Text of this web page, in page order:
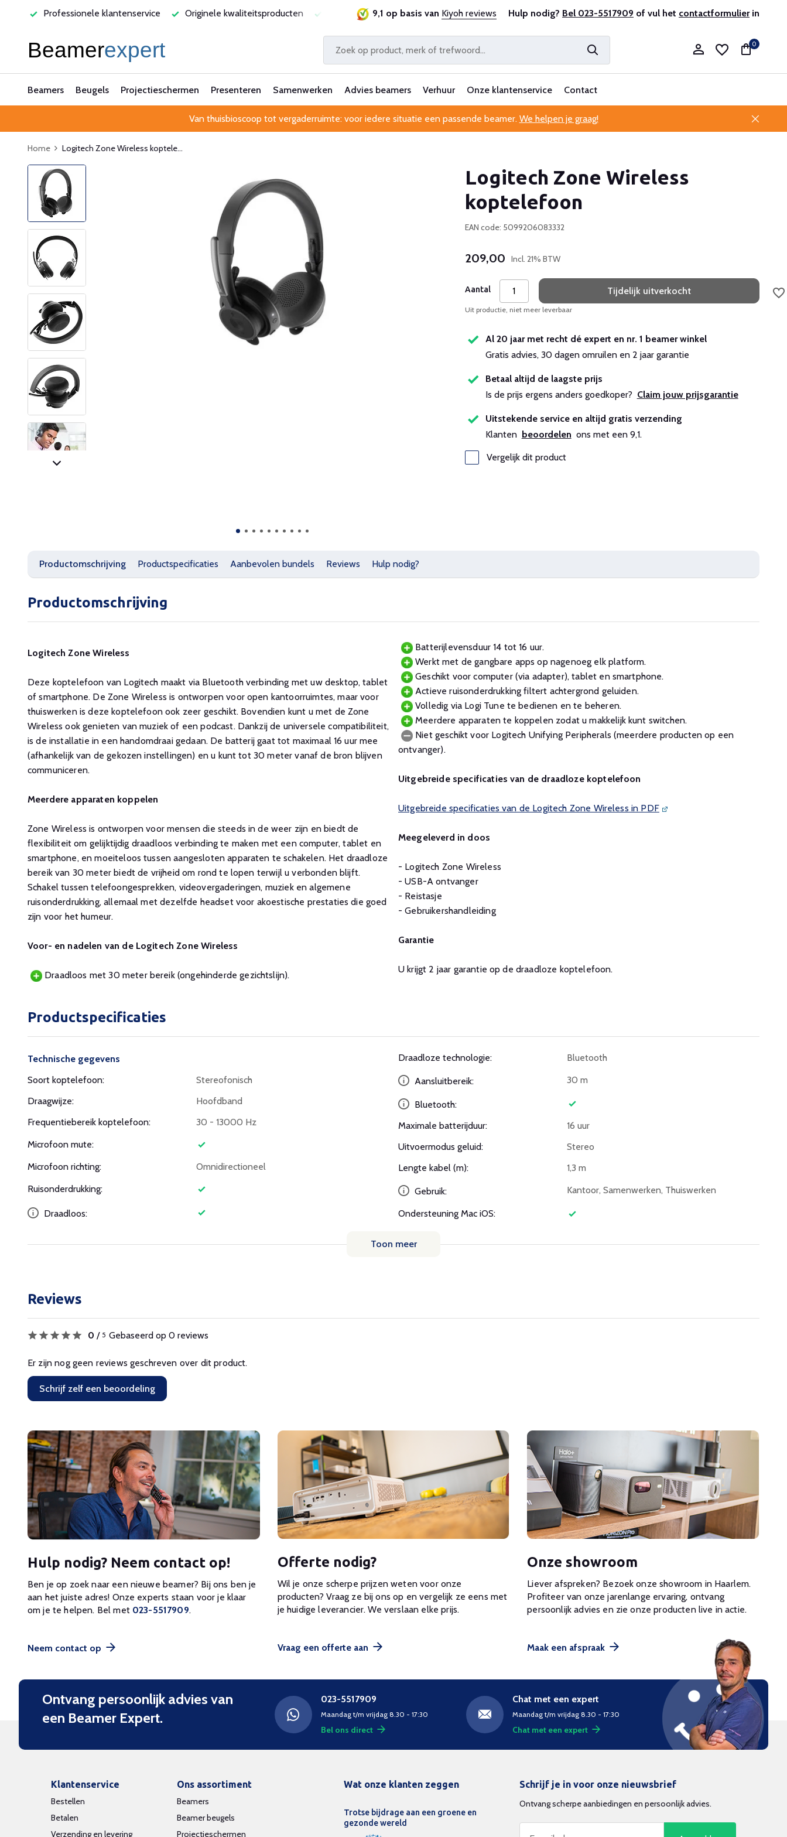
Professionele klantenservice Originele kwaliteitsproducten Laagste prijsgarantie Al 25 jaar betrouwbaar en ervaren Professionele klantenservice
9,1 op basis van Kiyoh reviews Hulp nodig? Bel 023-5517909 of vul het contactformulierin
Account aanmaken
0
Beamers Beugels Projectieschermen Presenteren Samenwerken Advies beamers Verhuur Onze klantenservice Contact
Van thuisbioscoop tot vergaderruimte: voor iedere situatie een passende beamer. We helpen je graag!
Home Logitech Zone Wireless koptele...
Logitech Zone Wireless
koptelefoon
EAN code: 5099206083332
209,00 Incl. 21% BTW
Aantal Tijdelijk uitverkocht
Uit productie, niet meer leverbaar
Al 20 jaar met recht dé expert en nr. 1 beamer winkel
Gratis advies, 30 dagen omruilen en 2 jaar garantie
Betaal altijd de laagste prijs
Is de prijs ergens anders goedkoper? Claim jouw prijsgarantie
Uitstekende service en altijd gratis verzending
Klanten beoordelen ons met een 9,1.
Vergelijk dit product
Productomschrijving Productspecificaties Aanbevolen bundels Reviews Hulp nodig?
Productomschrijving
Logitech Zone Wireless
Deze koptelefoon van Logitech maakt via Bluetooth verbinding met uw desktop, tablet
of smartphone. De Zone Wireless is ontworpen voor open kantoorruimtes, maar voor
thuiswerken is deze koptelefoon ook zeer geschikt. Bovendien kunt u met de Zone
Wireless ook genieten van muziek of een podcast. Dankzij de universele compatibiliteit,
is de installatie in een handomdraai gedaan. De batterij gaat tot maximaal 16 uur mee
(afhankelijk van de gekozen instellingen) en u kunt tot 30 meter vanaf de bron blijven
communiceren.
Meerdere apparaten koppelen
Zone Wireless is ontworpen voor mensen die steeds in de weer zijn en biedt de
flexibiliteit om gelijktijdig draadloos verbinding te maken met een computer, tablet en
smartphone, en moeiteloos tussen aangesloten apparaten te schakelen. Het draadloze
bereik van 30 meter biedt de vrijheid om rond te lopen terwijl u verbonden blijft.
Schakel tussen telefoongesprekken, videovergaderingen, muziek en algemene
ruisonderdrukking, allemaal met dezelfde headset voor akoestische prestaties die goed
zijn voor het humeur.
Voor- en nadelen van de Logitech Zone Wireless
Draadloos met 30 meter bereik (ongehinderde gezichtslijn).
Batterijlevensduur 14 tot 16 uur.
Werkt met de gangbare apps op nagenoeg elk platform.
Geschikt voor computer (via adapter), tablet en smartphone.
Actieve ruisonderdrukking filtert achtergrond geluiden.
Volledig via Logi Tune te bedienen en te beheren.
Meerdere apparaten te koppelen zodat u makkelijk kunt switchen.
Niet geschikt voor Logitech Unifying Peripherals (meerdere producten op een
ontvanger).
Uitgebreide specificaties van de draadloze koptelefoon
Uitgebreide specificaties van de Logitech Zone Wireless in PDF
Meegeleverd in doos
- Logitech Zone Wireless
- USB-A ontvanger
- Reistasje
- Gebruikershandleiding
Garantie
U krijgt 2 jaar garantie op de draadloze koptelefoon.
Productspecificaties
Technische gegevens
Soort koptelefoon:
Stereofonisch
Draagwijze:
Hoofdband
Frequentiebereik koptelefoon:
30 - 13000 Hz
Microfoon mute:
Microfoon richting:
Omnidirectioneel
Ruisonderdrukking:
Draadloos:
Draadloze technologie: Bluetooth
Aansluitbereik: 30 m
Bluetooth:
Maximale batterijduur:
16 uur
Uitvoermodus geluid:
Stereo
Lengte kabel (m):
1,3 m
Gebruik: Kantoor, Samenwerken, Thuiswerken
Ondersteuning Mac iOS:
Toon meer
Reviews
0 / 5 Gebaseerd op 0 reviews
Er zijn nog geen reviews geschreven over dit product.
Schrijf zelf een beoordeling
Hulp nodig? Neem contact op!
Ben je op zoek naar een nieuwe beamer? Bij ons ben je
aan het juiste adres! Onze experts staan voor je klaar
om je te helpen. Bel met 023-5517909.
Neem contact op
Offerte nodig?
Wil je onze scherpe prijzen weten voor onze
producten? Vraag ze bij ons op en vergelijk ze eens met
je huidige leverancier. We verslaan elke prijs.
Vraag een offerte aan
Onze showroom
Liever afspreken? Bezoek onze showroom in Haarlem.
Profiteer van onze jarenlange ervaring, ontvang
persoonlijk advies en zie onze producten live in actie.
Maak een afspraak
Ontvang persoonlijk advies van
een Beamer Expert.
023-5517909
Maandag t/m vrijdag 8.30 - 17:30
Bel ons direct
Chat met een expert
Maandag t/m vrijdag 8.30 - 17:30
Chat met een expert
Klantenservice
Bestellen
Betalen
Verzending en levering
Ons assortiment
Beamers
Beamer beugels
Projectieschermen
Wat onze klanten zeggen
Trotse bijdrage aan een groene en
gezonde wereld
Schrijf je in voor onze nieuwsbrief
Ontvang scherpe aanbiedingen en persoonlijk advies.